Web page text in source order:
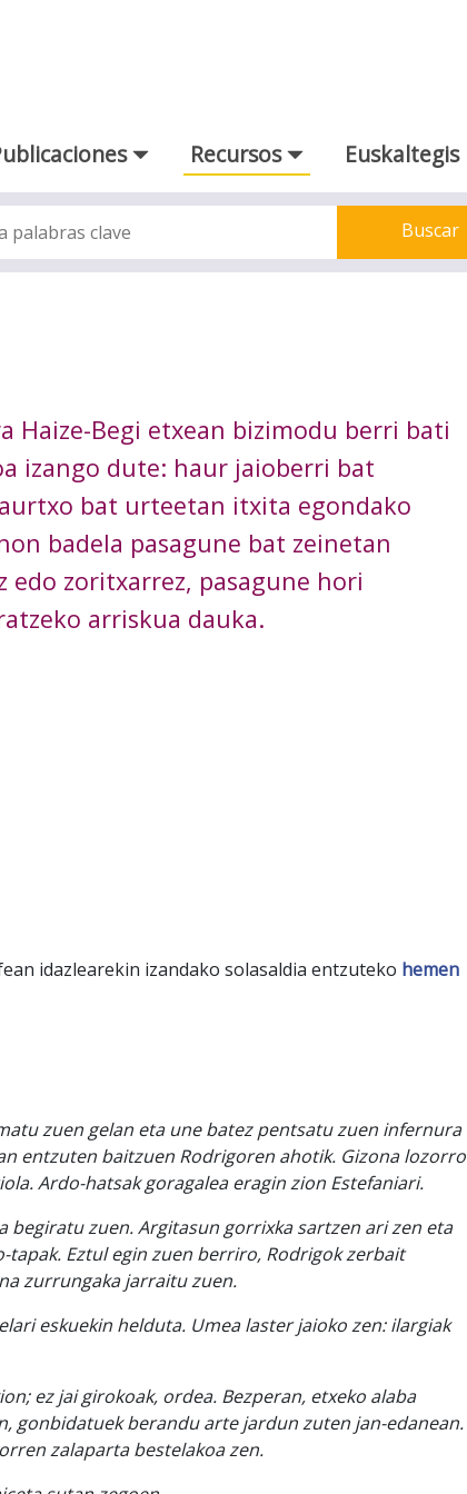
Recursos Euskaltegis
Buscar
Haize-Begi etxean bizimodu berri bati
izango dute: haur jaioberri bat
bat urteetan itxita egondako
badela pasagune bat zeinetan
zoritxarrez, pasagune hori
arriskua dauka.
idazlearekin izandako solasaldia entzuteko hemen
zuen gelan eta une batez pentsatu zuen infernura
entzuten baitzuen Rodrigoren ahotik. Gizona lozorro
Ardo-hatsak goragalea eragin zion Estefaniari.
begiratu zuen. Argitasun gorrixka sartzen ari zen eta
tapak. Eztul egin zuen berriro, Rodrigok zerbait
zurrungaka jarraitu zuen.
eskuekin helduta. Umea laster jaioko zen: ilargiak
ez jai girokoak, ordea. Bezperan, etxeko alaba
gonbidatuek berandu arte jardun zuten jan-edanean.
zalaparta bestelakoa zen.